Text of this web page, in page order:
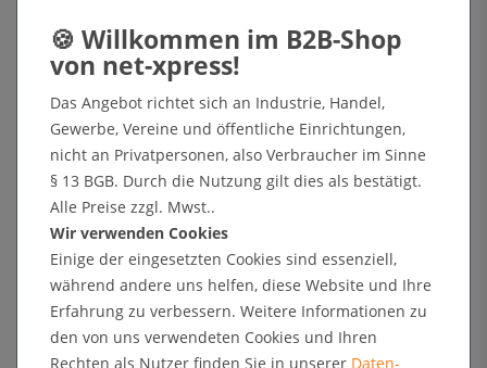
+ Sichere Zahlungsarten mit Käuferschutz oder Zahlung nach Erhalt der Ware auf Rechnung
Angaben zur Produktsicherheit
Kundenrezensionen
0
Das Angebot richtet sich an Industrie, Handel,
Gewerbe, Vereine und öffentliche Einrichtungen,
nicht an Privatpersonen, also Verbraucher im Sinne
§ 13 BGB. Durch die Nutzung gilt dies als bestätigt.
Alle Preise zzgl. Mwst..
Wir verwenden Cookies
Einige der eingesetzten Cookies sind essenziell,
während andere uns helfen, diese Website und Ihre
Erfahrung zu verbessern. Weitere Informationen zu
den von uns verwendeten Cookies und Ihren
Rechten als Nutzer finden Sie in unserer Daten­